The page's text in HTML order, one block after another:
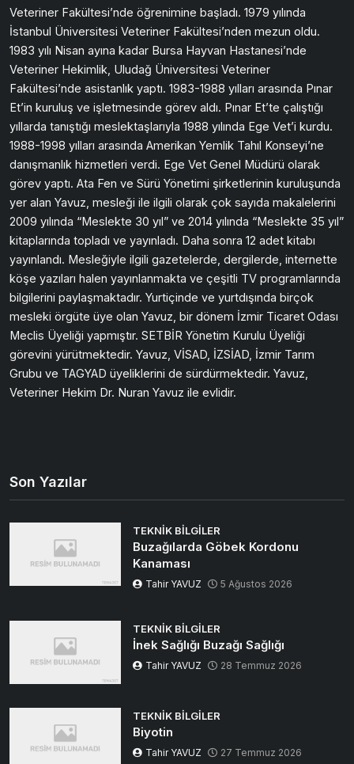
Veteriner Fakültesi’nde öğrenimine başladı. 1979 yılında
İstanbul Üniversitesi Veteriner Fakültesi’nden mezun oldu.
1983 yılı Nisan ayına kadar Bursa Hayvan Hastanesi’nde
Veteriner Hekimlik, Uludağ Üniversitesi Veteriner
Fakültesi’nde asistanlık yaptı. 1983-1988 yılları arasında Pınar
Et’in kuruluş ve işletmesinde görev aldı. Pınar Et’te çalıştığı
yıllarda tanıştığı meslektaşlarıyla 1988 yılında Ege Vet’i kurdu.
1988-1998 yılları arasında Amerikan Yemlik Tahıl Konseyi’ne
danışmanlık hizmetleri verdi. Ege Vet Genel Müdürü olarak
görev yaptı. Ata Fen ve Sürü Yönetimi şirketlerinin kuruluşunda
yer alan Yavuz, mesleği ile ilgili olarak çok sayıda makalelerini
2009 yılında “Meslekte 30 yıl” ve 2014 yılında “Meslekte 35 yıl”
kitaplarında topladı ve yayınladı. Daha sonra 12 adet kitabı
yayınlandı. Mesleğiyle ilgili gazetelerde, dergilerde, internette
köşe yazıları halen yayınlanmakta ve çeşitli TV programlarında
bilgilerini paylaşmaktadır. Yurtiçinde ve yurtdışında birçok
mesleki örgüte üye olan Yavuz, bir dönem İzmir Ticaret Odası
Meclis Üyeliği yapmıştır. SETBİR Yönetim Kurulu Üyeliği
görevini yürütmektedir. Yavuz, VİSAD, İZSİAD, İzmir Tarım
Grubu ve TAGYAD üyeliklerini de sürdürmektedir. Yavuz,
Veteriner Hekim Dr. Nuran Yavuz ile evlidir.
Son Yazılar
TEKNIK BILGILER
Buzağılarda Göbek Kordonu
Kanaması
Tahir YAVUZ 5 Ağustos 2026
TEKNIK BILGILER
İnek Sağlığı Buzağı Sağlığı
Tahir YAVUZ 28 Temmuz 2026
TEKNIK BILGILER
Biyotin
Tahir YAVUZ 27 Temmuz 2026